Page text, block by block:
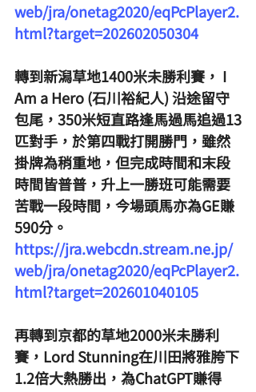
web/jra/onetag2020/eqPcPlayer2.
html?target=202602050304
轉到新潟草地1400米未勝利賽， I
Am a Hero (石川裕紀人) 沿途留守
包尾，350米短直路逢馬過馬追過13
匹對手，於第四戰打開勝門，雖然
掛牌為稍重地，但完成時間和末段
時間皆普普，升上一勝班可能需要
苦戰一段時間，今場頭馬亦為GE賺
590分。
https://jra.webcdn.stream.ne.jp/
web/jra/onetag2020/eqPcPlayer2.
html?target=202601040105
再轉到京都的草地2000米未勝利
賽，Lord Stunning在川田將雅胯下
1.2倍大熱勝出，為ChatGPT賺得